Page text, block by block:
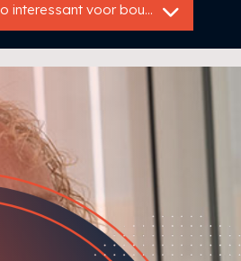
Hoezo zijn productselectoren en adviestools zo interessant voor bouwfabrikanten?